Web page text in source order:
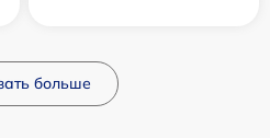
больше